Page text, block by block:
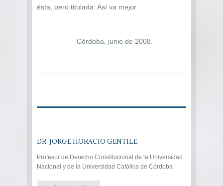
ésta, pero titulada: Así va mejor.
Córdoba, junio de 2008.
DR. JORGE HORACIO GENTILE
Profesor de Derecho Constitucional de la Universidad
Nacional y de la Universidad Católica de Córdoba